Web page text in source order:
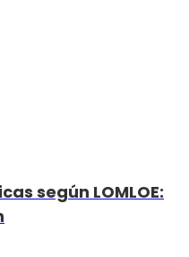
según LOMLOE: